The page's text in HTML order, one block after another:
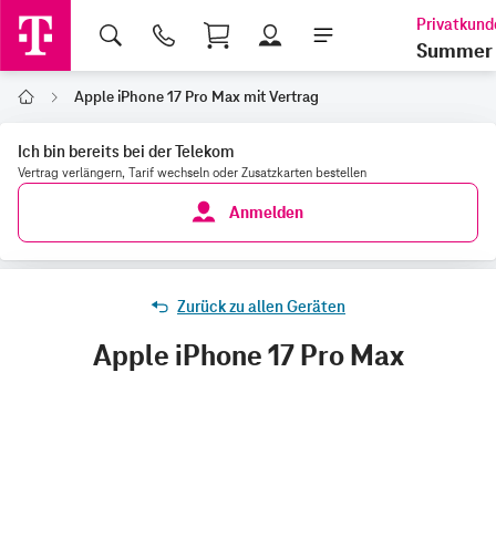
Shopping Cart
Summer
Home Apple iPhone 17 Pro Max mit Vertrag
Ich bin bereits bei der Telekom
Vertrag verlängern, Tarif wechseln oder Zusatzkarten bestellen
Anmelden
Zurück zu allen Geräten
Apple iPhone 17 Pro Max